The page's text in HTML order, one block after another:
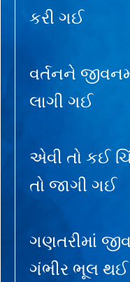
કરી ગઈ
વર્તનને
લાગી ગઈ
એવી તો કઈ
તો જાગી ગઈ
ગણતરીમાં
ગંભીર ભૂલ